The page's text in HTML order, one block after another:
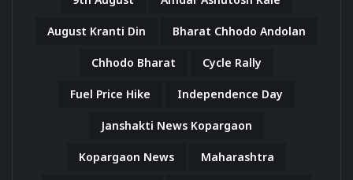
August Kranti Din Bharat Chhodo Andolan
Chhodo Bharat Cycle Rally
Fuel Price Hike Independence Day
Janshakti News Kopargaon
Kopargaon News Maharashtra